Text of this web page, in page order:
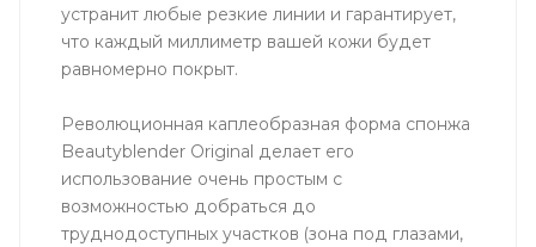
устранит любые резкие линии и гарантирует,
что каждый миллиметр вашей кожи будет
равномерно покрыт.
Революционная каплеобразная форма спонжа
Beautyblender Original делает его
использование очень простым с
возможностью добраться до
труднодоступных участков (зона под глазами,